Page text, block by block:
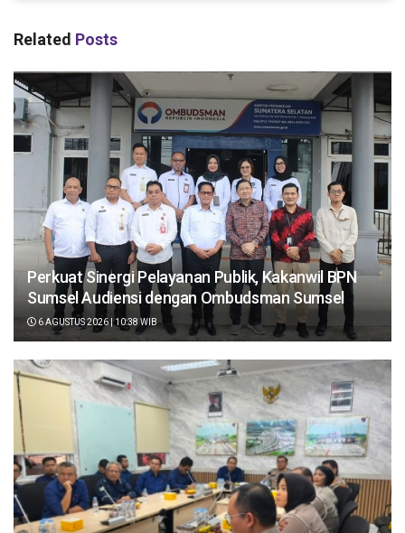
Related Posts
Perkuat Sinergi Pelayanan Publik, Kakanwil BPN
Sumsel Audiensi dengan Ombudsman Sumsel
6 AGUSTUS 2026 | 10:38 WIB